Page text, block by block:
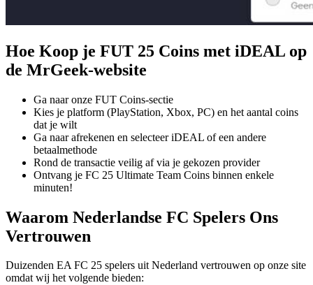
Hoe Koop je FUT 25 Coins met iDEAL op
de MrGeek-website
Ga naar onze FUT Coins-sectie
Kies je platform (PlayStation, Xbox, PC) en het aantal coins
dat je wilt
Ga naar afrekenen en selecteer iDEAL of een andere
betaalmethode
Rond de transactie veilig af via je gekozen provider
Ontvang je FC 25 Ultimate Team Coins binnen enkele
minuten!
Waarom Nederlandse FC Spelers Ons
Vertrouwen
Duizenden EA FC 25 spelers uit Nederland vertrouwen op onze site
omdat wij het volgende bieden: